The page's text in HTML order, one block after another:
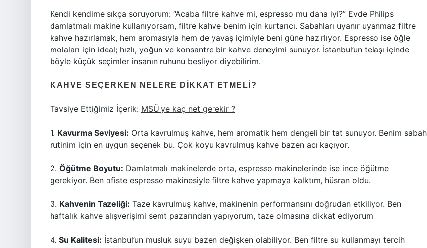
Kendi kendime sıkça soruyorum: “Acaba filtre kahve mi, espresso mu daha iyi?” Evde Philips
damlatmalı makine kullanıyorsam, filtre kahve benim için kurtarıcı. Sabahları uyanır uyanmaz filtre
kahve hazırlamak, hem aromasıyla hem de yavaş içimiyle beni güne hazırlıyor. Espresso ise öğle
molaları için ideal; hızlı, yoğun ve konsantre bir kahve deneyimi sunuyor. İstanbul’un telaşı içinde
böyle küçük seçimler insanın ruhunu besliyor diyebilirim.
KAHVE SEÇERKEN NELERE DIKKAT ETMELI?
Tavsiye Ettiğimiz İçerik: MSÜ'ye kaç net gerekir ?
1. Kavurma Seviyesi: Orta kavrulmuş kahve, hem aromatik hem dengeli bir tat sunuyor. Benim sabah
rutinim için en uygun seçenek bu. Çok koyu kavrulmuş kahve bazen acı kaçıyor.
2. Öğütme Boyutu: Damlatmalı makinelerde orta, espresso makinelerinde ise ince öğütme
gerekiyor. Ben ofiste espresso makinesiyle filtre kahve yapmaya kalktım, hüsran oldu.
3. Kahvenin Tazeliği: Taze kavrulmuş kahve, makinenin performansını doğrudan etkiliyor. Ben
haftalık kahve alışverişimi semt pazarından yapıyorum, taze olmasına dikkat ediyorum.
4. Su Kalitesi: İstanbul’un musluk suyu bazen değişken olabiliyor. Ben filtre su kullanmayı tercih